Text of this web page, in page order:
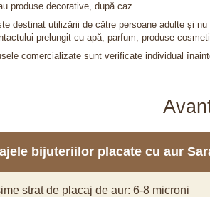
produse decorative, după caz.
destinat utilizării de către persoane adulte și
prelungit cu apă, parfum, produse
comercializate sunt verificate individual
bijuteriilor placate cu aur
strat de placaj de aur: 6-8 microni